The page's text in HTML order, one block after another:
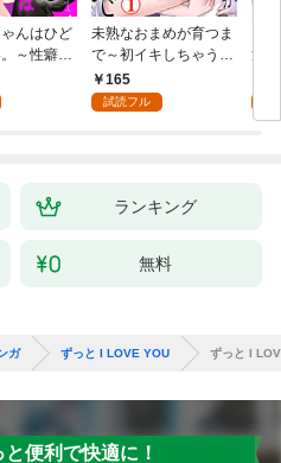
んはひど
～性癖マ
と欲望の
スしたら
未熟なおまめが育つま
で～初イキしちゃう敏
感指導～1
165
試読フル
筋
1【
付
ランキング
無料
ガ ずっと I LOVE YOU ずっと I
便利で快適に！